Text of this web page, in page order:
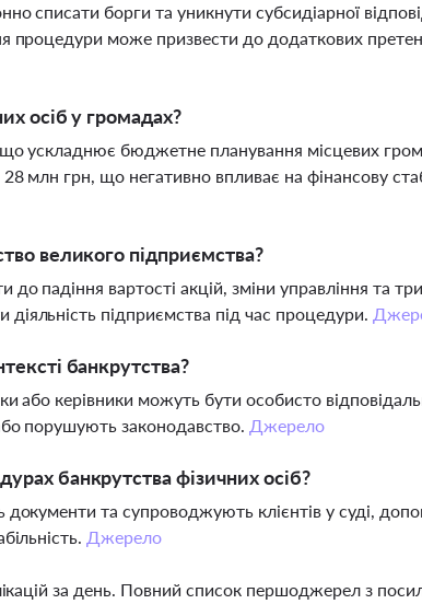
списати борги та уникнути субсидіарної
процедури може призвести до додаткових
осіб у громадах?
що ускладнює бюджетне планування місцевих
млн грн, що негативно впливає на фінансову
великого підприємства?
падіння вартості акцій, зміни управління та
підприємства під час процедури.
банкрутства?
або керівники можуть бути особисто
порушують законодавство. Джерело
банкрутства фізичних осіб?
документи та супроводжують клієнтів у суді,
Джерело
за день. Повний список першоджерел з